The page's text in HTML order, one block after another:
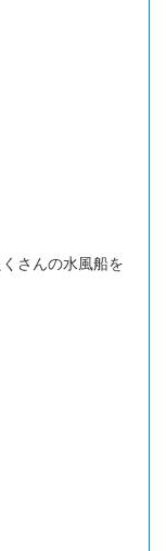
さんの水風船を